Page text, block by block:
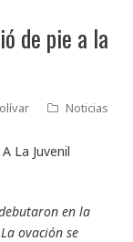
de pie a la
Noticias
en la
ovación se